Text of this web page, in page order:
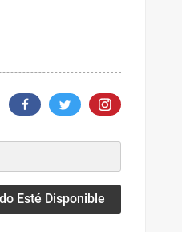
Esté Disponible